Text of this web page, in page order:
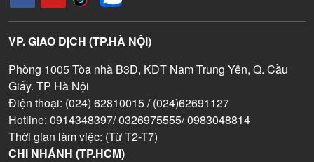
VP. GIAO DỊCH (TP.HÀ NỘI)
Phòng 1005 Tòa nhà B3D, KĐT Nam Trung Yên, Q. Cầu
Giấy. TP Hà Nội
Điện thoại: (024) 62810015 / (024)62691127
Hotline: 0914348397/ 0326975555/ 0983048814
Thời gian làm việc: (Từ T2-T7)
CHI NHÁNH (TP.HCM)